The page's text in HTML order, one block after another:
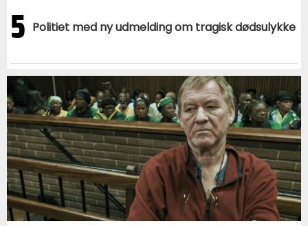
5 Politiet med ny udmelding om tragisk dødsulykke